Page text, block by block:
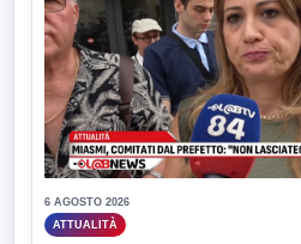
6 AGOSTO 2026
ATTUALITÀ